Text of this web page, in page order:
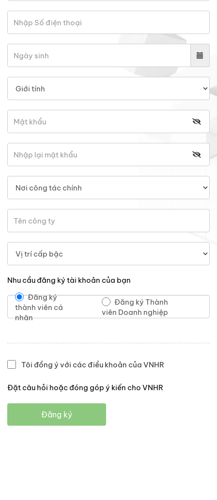
Nhu cầu đăng ký tài khoản của bạn
Đăng ký
thành viên cá
nhân
Đăng ký Thành
viên Doanh nghiệp
Tôi đồng ý với các điều khoản của VNHR
Đặt câu hỏi hoặc đóng góp ý kiến cho VNHR
Đăng ký